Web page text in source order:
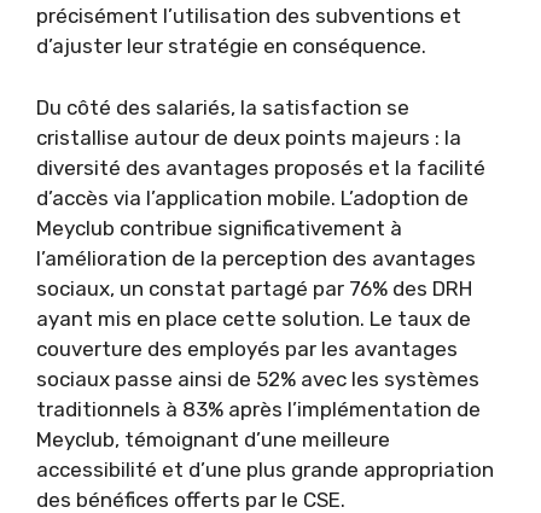
précisément l’utilisation des subventions et
d’ajuster leur stratégie en conséquence.
Du côté des salariés, la satisfaction se
cristallise autour de deux points majeurs : la
diversité des avantages proposés et la facilité
d’accès via l’application mobile. L’adoption de
Meyclub contribue significativement à
l’amélioration de la perception des avantages
sociaux, un constat partagé par 76% des DRH
ayant mis en place cette solution. Le taux de
couverture des employés par les avantages
sociaux passe ainsi de 52% avec les systèmes
traditionnels à 83% après l’implémentation de
Meyclub, témoignant d’une meilleure
accessibilité et d’une plus grande appropriation
des bénéfices offerts par le CSE.